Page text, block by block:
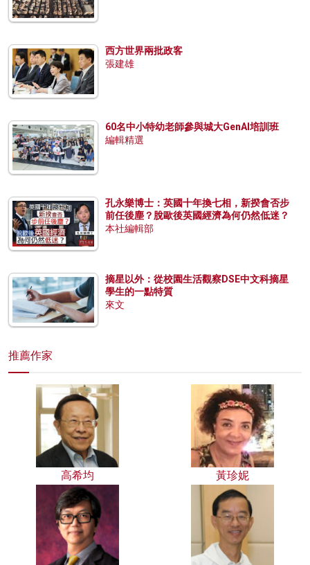
西方世界兩批政客
張建雄
60名中小特幼老師參與城大GenAI培訓班
編輯精選
孔永樂博士：英國十年換七相，新揆會否步
前任後塵？脫歐後英國經濟為何仍然低迷？
本社編輯部
摘星以外：從校園生活觀察DSE中文科摘星
學生的一點特質
來文
推薦作家
高希均 黃珍妮